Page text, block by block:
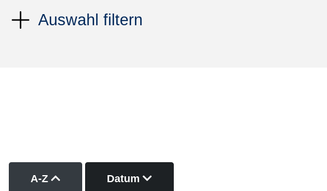
Auswahl filtern
A-Z Kurse nach Titel aufsteigend sortieren
Datum Kurse nach Datum absteigend